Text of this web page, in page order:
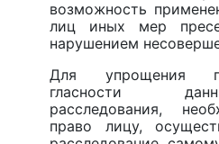
возможность
лиц иных мер
нарушением
Для упрощения
гласности
расследования,
право лицу,